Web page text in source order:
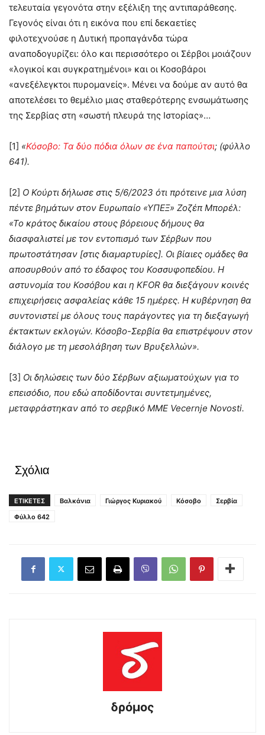
τελευταία γεγονότα στην εξέλιξη της αντιπαράθεσης.
Γεγονός είναι ότι η εικόνα που επί δεκαετίες
φιλοτεχνούσε η Δυτική προπαγάνδα τώρα
αναποδογυρίζει: όλο και περισσότερο οι Σέρβοι μοιάζουν
«λογικοί και συγκρατημένοι» και οι Κοσοβάροι
«ανεξέλεγκτοι πυρομανείς». Μένει να δούμε αν αυτό θα
αποτελέσει το θεμέλιο μιας σταθερότερης ενσωμάτωσης
της Σερβίας στη «σωστή πλευρά της Ιστορίας»…
[1] «Κόσοβο: Τα δύο πόδια όλων σε ένα παπούτσι; (φύλλο
641).
[2] Ο Κούρτι δήλωσε στις 5/6/2023 ότι πρότεινε μια λύση
πέντε βημάτων στον Ευρωπαίο «ΥΠΕΞ» Ζοζέπ Μπορέλ:
«Το κράτος δικαίου στους βόρειους δήμους θα
διασφαλιστεί με τον εντοπισμό των Σέρβων που
πρωτοστάτησαν [στις διαμαρτυρίες]. Οι βίαιες ομάδες θα
αποσυρθούν από το έδαφος του Κοσσυφοπεδίου. Η
αστυνομία του Κοσόβου και η KFOR θα διεξάγουν κοινές
επιχειρήσεις ασφαλείας κάθε 15 ημέρες. Η κυβέρνηση θα
συντονιστεί με όλους τους παράγοντες για τη διεξαγωγή
έκτακτων εκλογών. Κόσοβο-Σερβία θα επιστρέψουν στον
διάλογο με τη μεσολάβηση των Βρυξελλών».
[3] Οι δηλώσεις των δύο Σέρβων αξιωματούχων για το
επεισόδιο, που εδώ αποδίδονται συντετμημένες,
μεταφράστηκαν από το σερβικό ΜΜΕ Vecernje Novosti.
Σχόλια
ΕΤΙΚΕΤΕΣ Βαλκάνια Γιώργος Κυριακού Κόσοβο
Σερβία
Φύλλο 642
δρόμος